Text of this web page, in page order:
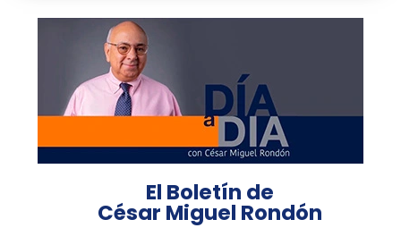
El Boletín de
César Miguel Rondón